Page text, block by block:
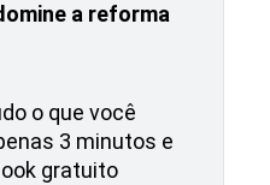
a reforma
o que você
3 minutos e
gratuito